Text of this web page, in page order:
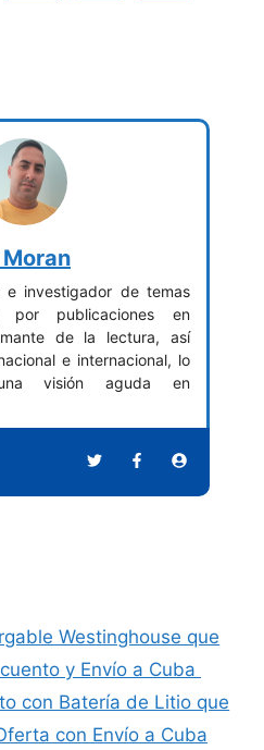
e investigador de temas
por publicaciones en
de la lectura, así
e internacional, lo
visión aguda en
Westinghouse que
y Envío a Cuba
con Batería de Litio que
con Envío a Cuba